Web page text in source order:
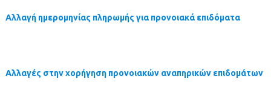
Αλλαγή ημερομηνίας πληρωμής για προνοιακά επιδόματα
Αλλαγές στην χορήγηση προνοιακών αναπηρικών επιδομάτων